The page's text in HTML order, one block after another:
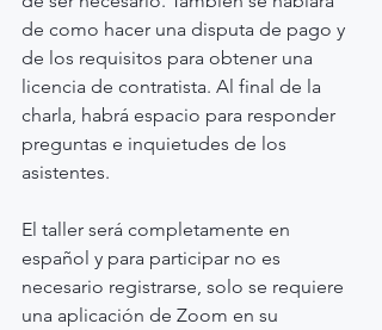
de como hacer una disputa de pago y
de los requisitos para obtener una
licencia de contratista. Al final de la
charla, habrá espacio para responder
preguntas e inquietudes de los
asistentes.
El taller será completamente en
español y para participar no es
necesario registrarse, solo se requiere
una aplicación de Zoom en su